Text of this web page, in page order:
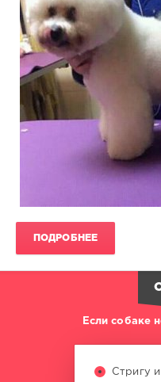
0
ПОДРОБНЕЕ
Если собаке
Стригу